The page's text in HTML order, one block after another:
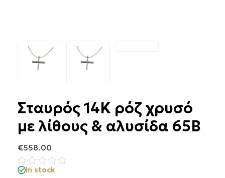
Σταυρός 14Κ ρόζ χρυσό
με λίθους & αλυσίδα 65B
€558.00
Βαθμολογήθηκε
In stock